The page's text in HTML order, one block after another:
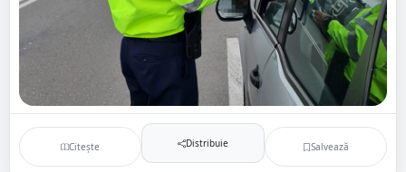
Citește Distribuie Salvează